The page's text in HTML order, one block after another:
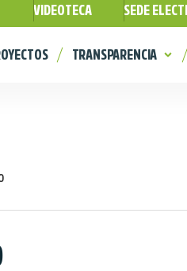
VIDEOTECA SEDE
TRANSPARENCIA